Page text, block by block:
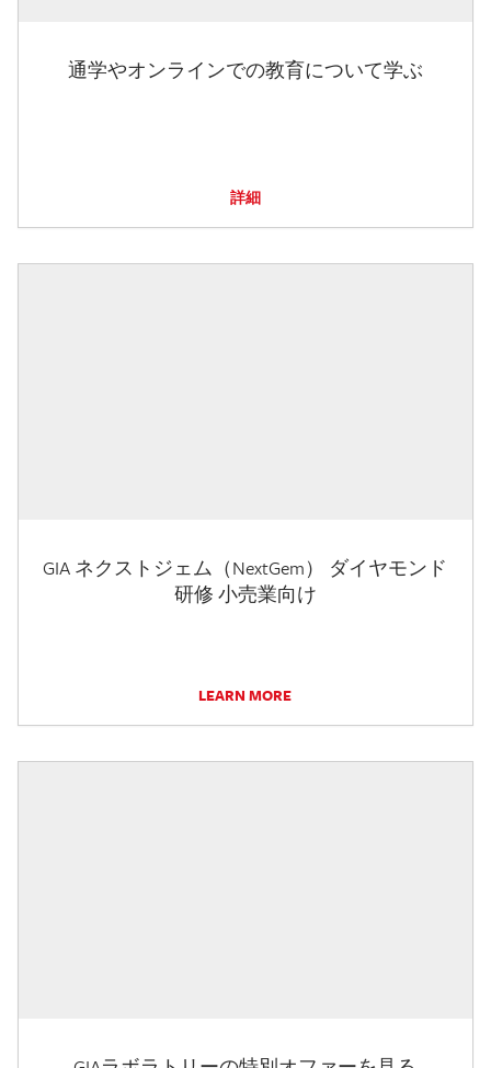
通学やオンラインでの教育について学ぶ
詳細
GIA ネクストジェム（NextGem） ダイヤモンド
研修 小売業向け
LEARN MORE